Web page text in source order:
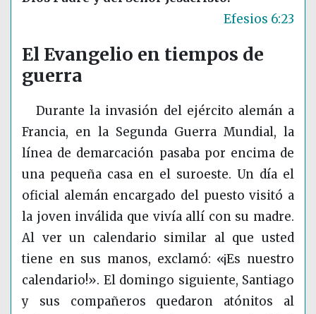
Efesios 6:23
El Evangelio en tiempos de
guerra
Durante la invasión del ejército alemán a
Francia, en la Segunda Guerra Mundial, la
línea de demarcación pasaba por encima de
una pequeña casa en el suroeste. Un día el
oficial alemán encargado del puesto visitó a
la joven inválida que vivía allí con su madre.
Al ver un calendario similar al que usted
tiene en sus manos, exclamó: «¡Es nuestro
calendario!». El domingo siguiente, Santiago
y sus compañeros quedaron atónitos al